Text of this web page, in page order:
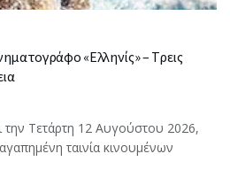
«Ελληνίς» – Τρεις
την Τετάρτη 12 Αυγούστου 2026,
ταινία κινουμένων